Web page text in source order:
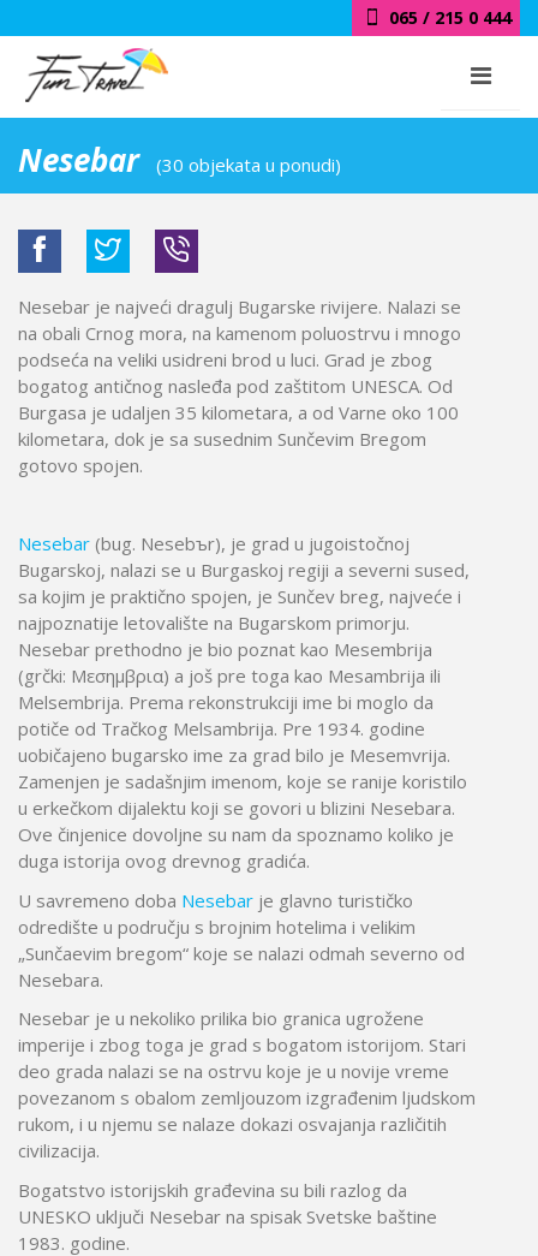
018 / 415 0 444
Nesebar (30 objekata u ponudi)
Nesebar je najveći dragulj Bugarske rivijere. Nalazi se
na obali Crnog mora, na kamenom poluostrvu i mnogo
podseća na veliki usidreni brod u luci. Grad je zbog
bogatog antičnog nasleđa pod zaštitom UNESCA. Od
Burgasa je udaljen 35 kilometara, a od Varne oko 100
kilometara, dok je sa susednim Sunčevim Bregom
gotovo spojen.
Nesebar (bug. Nesebъr), je grad u jugoistočnoj
Bugarskoj, nalazi se u Burgaskoj regiji a severni sused,
sa kojim je praktično spojen, je Sunčev breg, najveće i
najpoznatije letovalište na Bugarskom primorju.
Nesebar prethodno je bio poznat kao Mesembrija
(grčki: Μεσημβρια) a još pre toga kao Mesambrija ili
Melsembrija. Prema rekonstrukciji ime bi moglo da
potiče od Tračkog Melsambrija. Pre 1934. godine
uobičajeno bugarsko ime za grad bilo je Mesemvrija.
Zamenjen je sadašnjim imenom, koje se ranije koristilo
u erkečkom dijalektu koji se govori u blizini Nesebara.
Ove činjenice dovoljne su nam da spoznamo koliko je
duga istorija ovog drevnog gradića.
U savremeno doba Nesebar je glavno turističko
odredište u području s brojnim hotelima i velikim
„Sunčaevim bregom“ koje se nalazi odmah severno od
Nesebara.
Nesebar je u nekoliko prilika bio granica ugrožene
imperije i zbog toga je grad s bogatom istorijom. Stari
deo grada nalazi se na ostrvu koje je u novije vreme
povezanom s obalom zemljouzom izgrađenim ljudskom
rukom, i u njemu se nalaze dokazi osvajanja različitih
civilizacija.
Bogatstvo istorijskih građevina su bili razlog da
UNESKO uključi Nesebar na spisak Svetske baštine
1983. godine.